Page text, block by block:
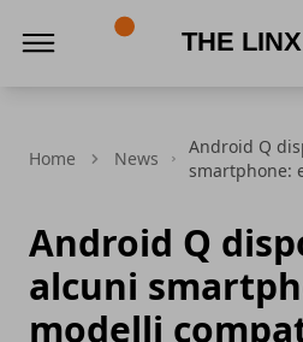
Home News
Android Q
smartphone:
Android Q
alcuni
modelli